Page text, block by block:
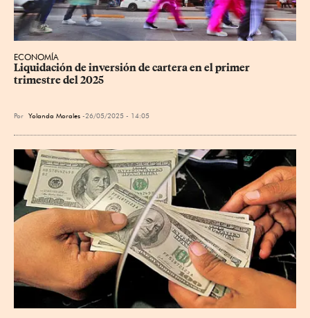
ECONOMÍA
Liquidación de inversión de cartera en el primer
trimestre del 2025
Por Yolanda Morales 26/05/2025 - 14:05